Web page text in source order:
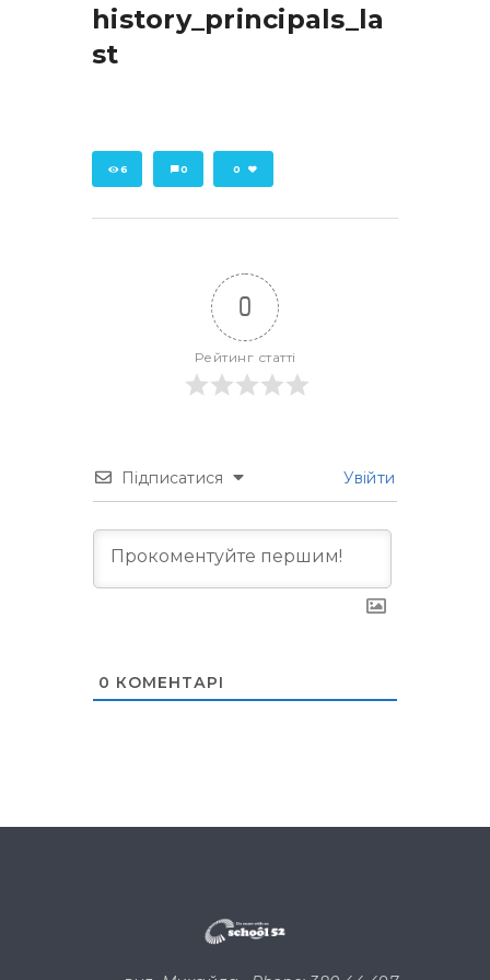
history_principals_la
st
6 0 0
0
Рейтинг статті
Підписатися Увійти
0 КОМЕНТАРІ